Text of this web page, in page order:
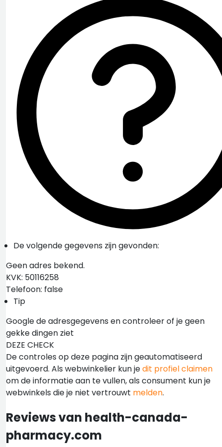
De volgende gegevens zijn gevonden:
Geen adres bekend.
KVK: 50116258
Telefoon: false
Tip
Google de adresgegevens en controleer of je geen
gekke dingen ziet
DEZE CHECK
De controles op deze pagina zijn geautomatiseerd
uitgevoerd. Als webwinkelier kun jedit profiel claimen
om de informatie aan te vullen, als consument kun je
webwinkels die je niet vertrouwt melden.
Reviews van health-canada-
pharmacy.com